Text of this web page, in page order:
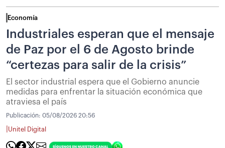
Economía
Industriales esperan que el mensaje
de Paz por el 6 de Agosto brinde
“certezas para salir de la crisis”
El sector industrial espera que el Gobierno anuncie
medidas para enfrentar la situación económica que
atraviesa el país
Publicación: 05/08/2026 20:56
Unitel Digital